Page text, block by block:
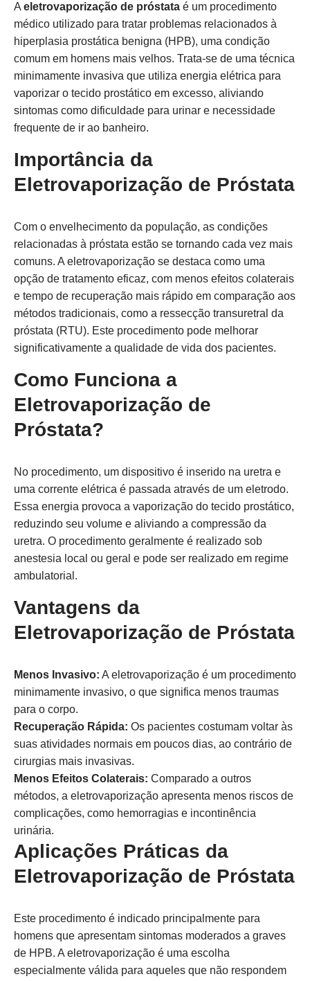
A eletrovaporização de próstata é um procedimento
médico utilizado para tratar problemas relacionados à
hiperplasia prostática benigna (HPB), uma condição
comum em homens mais velhos. Trata-se de uma técnica
minimamente invasiva que utiliza energia elétrica para
vaporizar o tecido prostático em excesso, aliviando
sintomas como dificuldade para urinar e necessidade
frequente de ir ao banheiro.
Importância da
Eletrovaporização de Próstata
Com o envelhecimento da população, as condições
relacionadas à próstata estão se tornando cada vez mais
comuns. A eletrovaporização se destaca como uma
opção de tratamento eficaz, com menos efeitos colaterais
e tempo de recuperação mais rápido em comparação aos
métodos tradicionais, como a ressecção transuretral da
próstata (RTU). Este procedimento pode melhorar
significativamente a qualidade de vida dos pacientes.
Como Funciona a
Eletrovaporização de
Próstata?
No procedimento, um dispositivo é inserido na uretra e
uma corrente elétrica é passada através de um eletrodo.
Essa energia provoca a vaporização do tecido prostático,
reduzindo seu volume e aliviando a compressão da
uretra. O procedimento geralmente é realizado sob
anestesia local ou geral e pode ser realizado em regime
ambulatorial.
Vantagens da
Eletrovaporização de Próstata
Menos Invasivo: A eletrovaporização é um procedimento
minimamente invasivo, o que significa menos traumas
para o corpo.
Recuperação Rápida: Os pacientes costumam voltar às
suas atividades normais em poucos dias, ao contrário de
cirurgias mais invasivas.
Menos Efeitos Colaterais: Comparado a outros
métodos, a eletrovaporização apresenta menos riscos de
complicações, como hemorragias e incontinência
urinária.
Aplicações Práticas da
Eletrovaporização de Próstata
Este procedimento é indicado principalmente para
homens que apresentam sintomas moderados a graves
de HPB. A eletrovaporização é uma escolha
especialmente válida para aqueles que não respondem